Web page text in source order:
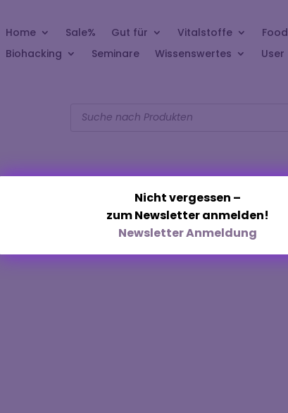
Home Sale% Gut für Vitalstoffe Food
Biohacking
Seminare Wissenswertes User
search
„Intimes Pflegeöl“
Nicht vergessen –
zum Newsletter anmelden!
Newsletter Anmeldung